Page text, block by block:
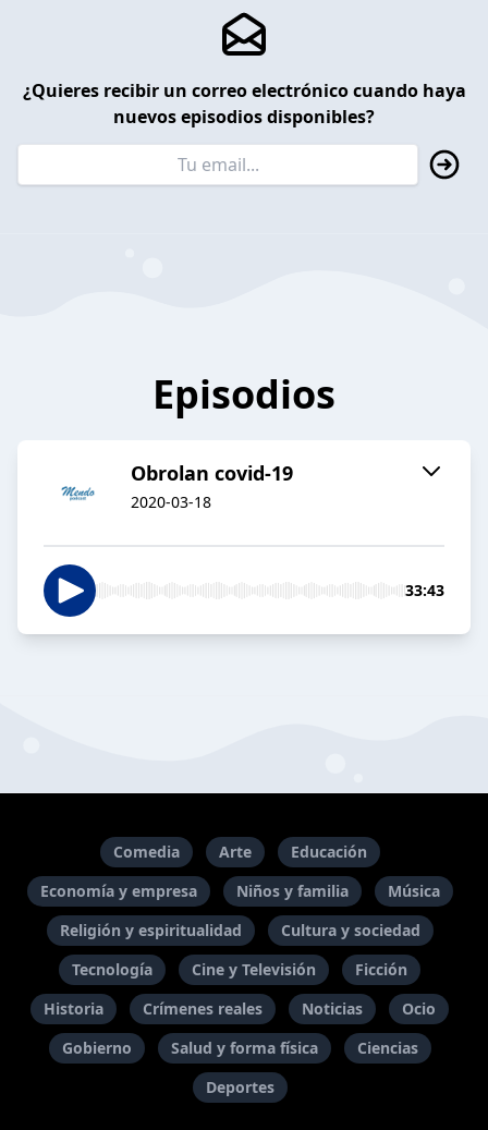
¿Quieres recibir un correo electrónico cuando haya
nuevos episodios disponibles?
Episodios
Obrolan covid-19
2020-03-18
33:43
Comedia Arte
Educación
Economía y empresa
Niños y familia
Música
Religión y espiritualidad
Cultura y sociedad
Tecnología
Cine y Televisión
Ficción
Historia
Crímenes reales Noticias
Ocio
Gobierno
Salud y forma física
Ciencias
Deportes